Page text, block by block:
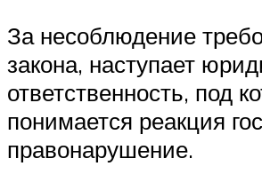
За несоблюдение
закона, наступает
ответственность, под
понимается реакция
правонарушение.